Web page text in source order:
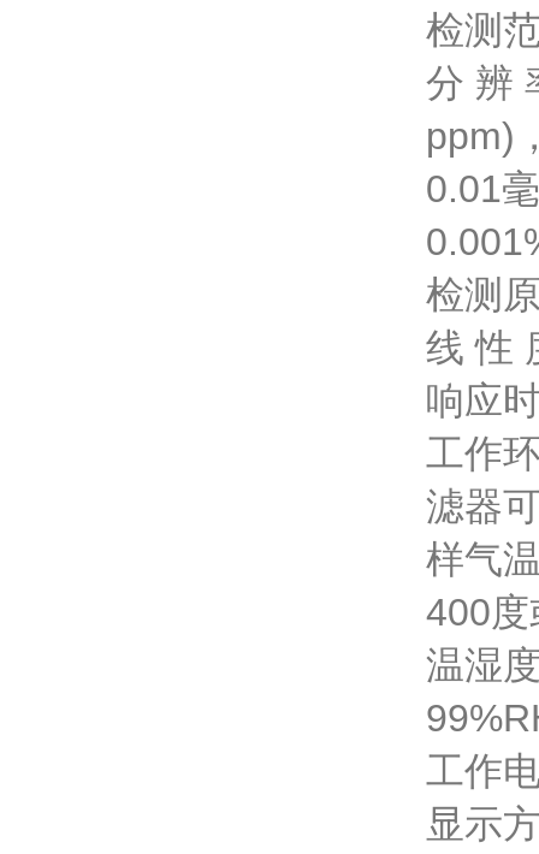
检测
分 辨
ppm)
0.01
检测
线 性
响应
工作
滤器
样气
400度
温湿
工作
显示